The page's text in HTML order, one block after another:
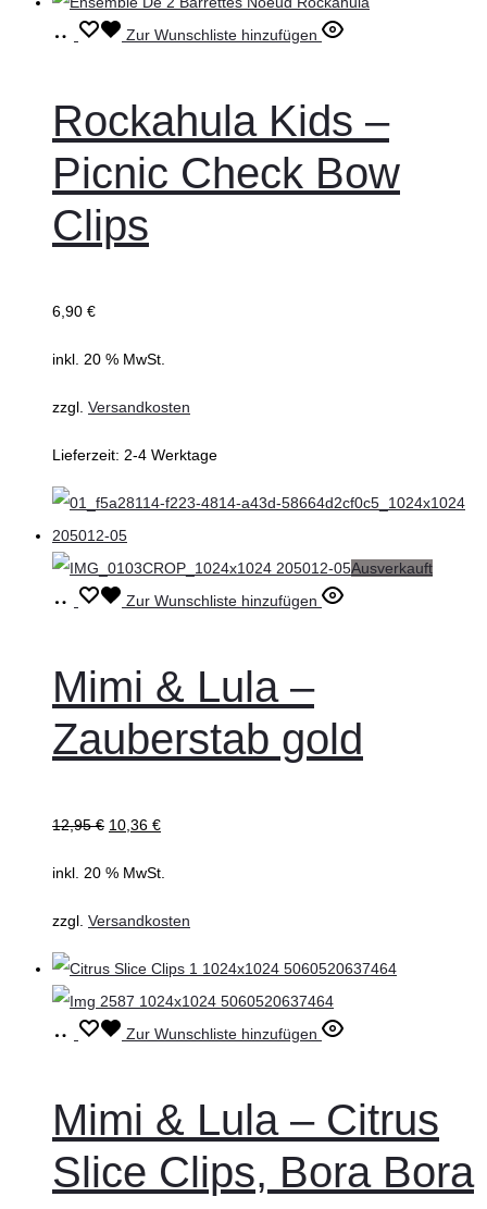
In
Zur Wunschliste hinzufügen
Rockahula Kids –
Picnic Check Bow
Clips
6,90 €
inkl. 20 % MwSt.
zzgl. Versandkosten
Lieferzeit: 2-4 Werktage
Ausverkauft
WeiterlesenZur Wunschliste hinzufügen
Mimi & Lula –
Zauberstab gold
12,95€ 10,36 €
inkl. 20 % MwSt.
zzgl. Versandkosten
In
Zur Wunschliste hinzufügen
Mimi & Lula – Citrus
Slice Clips, Bora Bora